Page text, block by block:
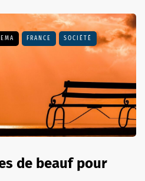
FRANCE SOCIÉTÉ
de beauf pour